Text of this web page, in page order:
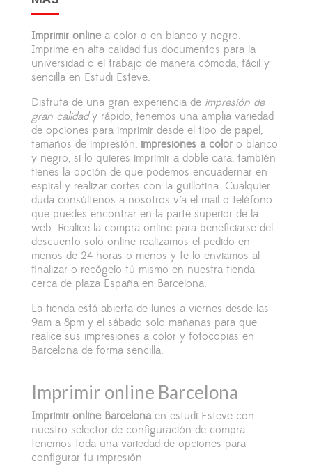
Imprimir onlinea color o en blanco y negro.
Imprime en alta calidad tus documentos para la
universidad o el trabajo de manera cómoda, fácil y
sencilla en Estudi Esteve.
Disfruta de una gran experiencia de impresión de
gran calidady rápido, tenemos una amplia variedad
de opciones para imprimir desde el tipo de papel,
tamaños de impresión, impresiones a color o blanco
y negro, si lo quieres imprimir a doble cara, también
tienes la opción de que podemos encuadernar en
espiral y realizar cortes con la guillotina. Cualquier
duda consúltenos a nosotros vía el mail o teléfono
que puedes encontrar en la parte superior de la
web. Realice la compra online para beneficiarse del
descuento solo online realizamos el pedido en
menos de 24 horas o menos y te lo enviamos al
finalizar o recógelo tú mismo en nuestra tienda
cerca de plaza España en Barcelona.
La tienda está abierta de lunes a viernes desde las
9am a 8pm y el sábado solo mañanas para que
realice sus impresiones a color y fotocopias en
Barcelona de forma sencilla.
Imprimir online Barcelona
Imprimir online Barcelonaen estudi Esteve con
nuestro selector de configuración de compra
tenemos toda una variedad de opciones para
configurar tu impresión